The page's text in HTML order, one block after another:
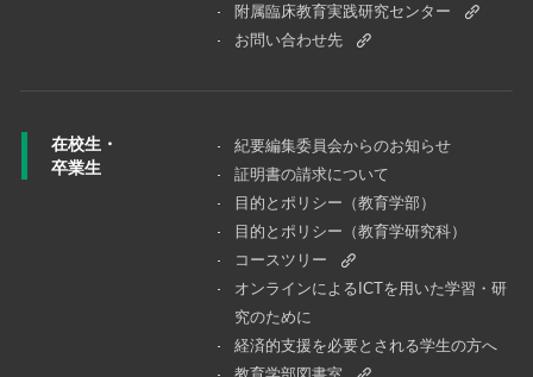
附属臨床教育実践研究センター
お問い合わせ先
在校生・
卒業生
紀要編集委員会からのお知らせ
証明書の請求について
目的とポリシー（教育学部）
目的とポリシー（教育学研究科）
コースツリー
オンラインによるICTを用いた学習・研
究のために
経済的支援を必要とされる学生の方へ